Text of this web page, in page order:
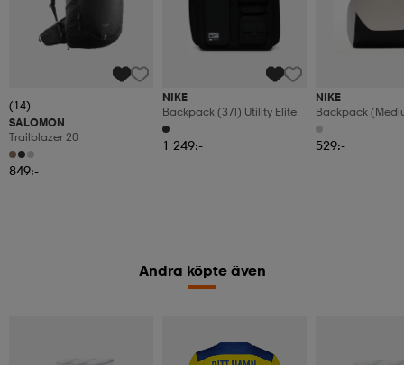
(14)
SALOMON
Trailblazer 20
849:-
NIKE
Backpack (37l) Utility Elite
1 249:-
NIKE
Backpack
Brasilia
529:-
Andra köpte även